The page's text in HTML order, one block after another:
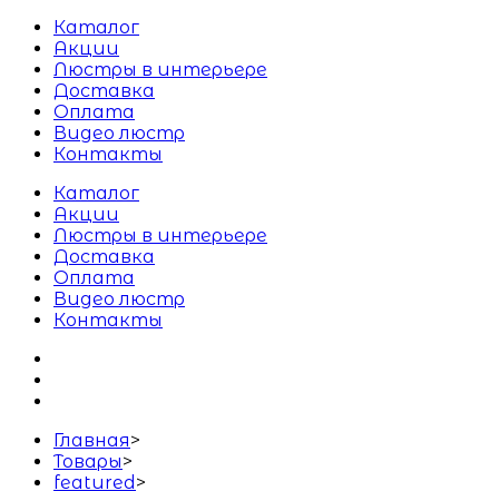
Каталог
Акции
Люстры в интерьере
Доставка
Оплата
Видео люстр
Контакты
Каталог
Акции
Люстры в интерьере
Доставка
Оплата
Видео люстр
Контакты
Главная>
Товары>
featured >